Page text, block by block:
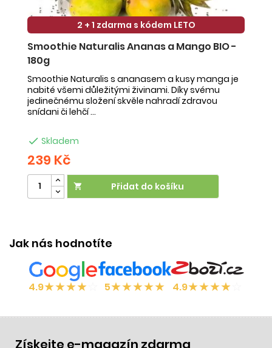
2 + 1 zdarma s kódem LETO
Smoothie Naturalis Ananas a Mango BIO -
180g
Smoothie Naturalis s ananasem a kusy manga je
nabité všemi důležitými živinami. Díky svému
jedinečnému složení skvěle nahradí zdravou
snídani či lehčí ...
 Skladem
239 Kč
 Přidat do košíku
Jak nás hodnotíte
4.9★★★★ 5★★★★★ 4.9★★★★
Získejte e-magazín zdarma